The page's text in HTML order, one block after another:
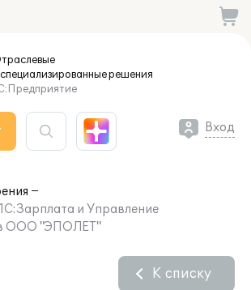
решения
Вход
и Управление
в ООО "ЭПОЛЕТ"
К списку